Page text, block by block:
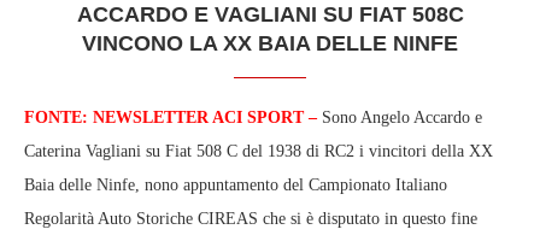
ACCARDO E VAGLIANI SU FIAT 508C
VINCONO LA XX BAIA DELLE NINFE
FONTE: NEWSLETTER ACI SPORT – Sono Angelo Accardo e
Caterina Vagliani su Fiat 508 C del 1938 di RC2 i vincitori della XX
Baia delle Ninfe, nono appuntamento del Campionato Italiano
Regolarità Auto Storiche CIREAS che si è disputato in questo fine